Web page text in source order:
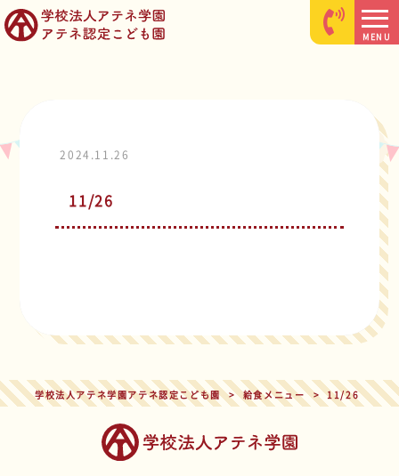
MENU
2024.11.26
11/26
学校法人アテネ学園アテネ認定こども園 > 給食メニュー > 11/26